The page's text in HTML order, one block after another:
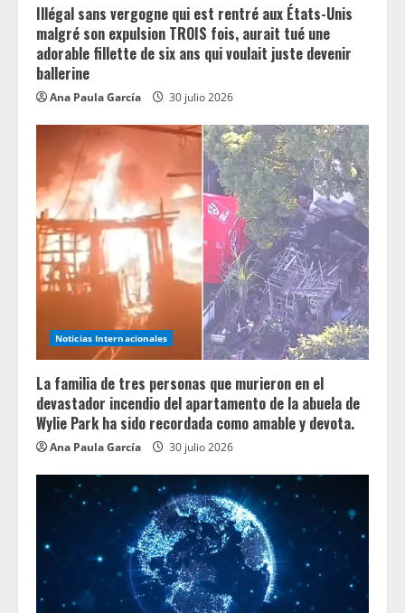
Illégal sans vergogne qui est rentré aux États-Unis
malgré son expulsion TROIS fois, aurait tué une
adorable fillette de six ans qui voulait juste devenir
ballerine
Ana Paula García 30 julio 2026
Noticias Internacionales
La familia de tres personas que murieron en el
devastador incendio del apartamento de la abuela de
Wylie Park ha sido recordada como amable y devota.
Ana Paula García 30 julio 2026